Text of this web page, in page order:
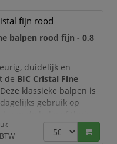
gebruik
balpen is ontworpen
fijn rood
balpen rood fijn - 0,8
duidelijk en
de BIC Cristal Fine
klassieke balpen is
gebruik op
ideaal voor correcties,
markeringen